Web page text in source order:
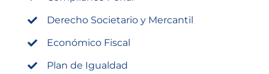
Derecho Societario y Mercantil
Económico Fiscal
Plan de Igualdad